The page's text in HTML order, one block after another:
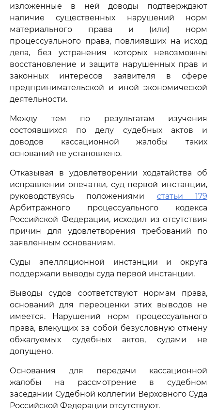
изложенные в ней доводы подтверждают
наличие существенных нарушений норм
материального права и (или) норм
процессуального права, повлиявших на исход
дела, без устранения которых невозможны
восстановление и защита нарушенных прав и
законных интересов заявителя в сфере
предпринимательской и иной экономической
деятельности.
Между тем по результатам изучения
состоявшихся по делу судебных актов и
доводов кассационной жалобы таких
оснований не установлено.
Отказывая в удовлетворении ходатайства об
исправлении опечатки, суд первой инстанции,
руководствуясь положениями статьи 179
Арбитражного процессуального кодекса
Российской Федерации, исходил из отсутствия
причин для удовлетворения требований по
заявленным основаниям.
Суды апелляционной инстанции и округа
поддержали выводы суда первой инстанции.
Выводы судов соответствуют нормам права,
оснований для переоценки этих выводов не
имеется. Нарушений норм процессуального
права, влекущих за собой безусловную отмену
обжалуемых судебных актов, судами не
допущено.
Основания для передачи кассационной
жалобы на рассмотрение в судебном
заседании Судебной коллегии Верховного Суда
Российской Федерации отсутствуют.